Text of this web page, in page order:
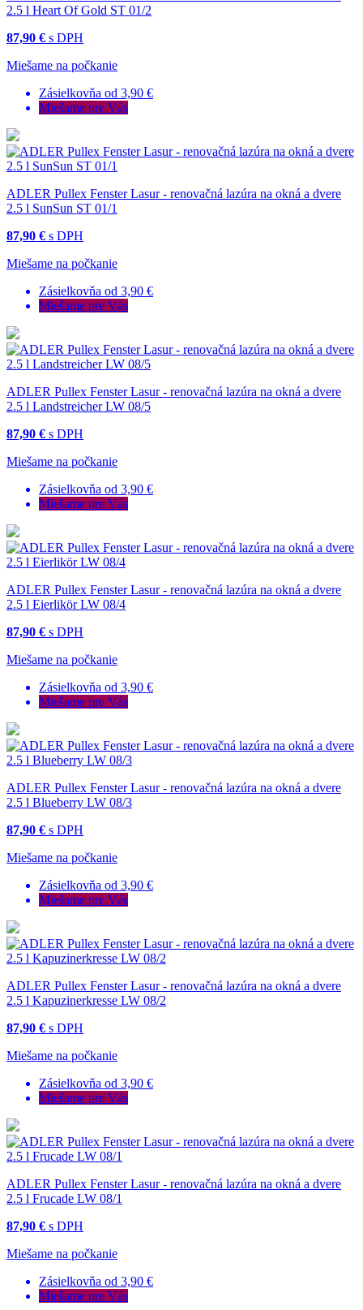
2.5 l Heart Of Gold ST 01/2
87,90 € s DPH
Miešame na počkanie
Zásielkovňa od 3,90 €
Miešame pre Vás
ADLER Pullex Fenster Lasur - renovačná lazúra na okná a dvere
2.5 l SunSun ST 01/1
87,90 € s DPH
Miešame na počkanie
Zásielkovňa od 3,90 €
Miešame pre Vás
ADLER Pullex Fenster Lasur - renovačná lazúra na okná a dvere
2.5 l Landstreicher LW 08/5
87,90 € s DPH
Miešame na počkanie
Zásielkovňa od 3,90 €
Miešame pre Vás
ADLER Pullex Fenster Lasur - renovačná lazúra na okná a dvere
2.5 l Eierlikör LW 08/4
87,90 € s DPH
Miešame na počkanie
Zásielkovňa od 3,90 €
Miešame pre Vás
ADLER Pullex Fenster Lasur - renovačná lazúra na okná a dvere
2.5 l Blueberry LW 08/3
87,90 € s DPH
Miešame na počkanie
Zásielkovňa od 3,90 €
Miešame pre Vás
ADLER Pullex Fenster Lasur - renovačná lazúra na okná a dvere
2.5 l Kapuzinerkresse LW 08/2
87,90 € s DPH
Miešame na počkanie
Zásielkovňa od 3,90 €
Miešame pre Vás
ADLER Pullex Fenster Lasur - renovačná lazúra na okná a dvere
2.5 l Frucade LW 08/1
87,90 € s DPH
Miešame na počkanie
Zásielkovňa od 3,90 €
Miešame pre Vás